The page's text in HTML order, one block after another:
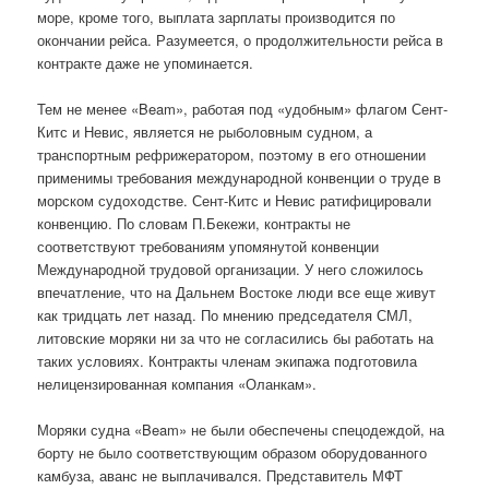
море, кроме того, выплата зарплаты производится по
окончании рейса. Разумеется, о продолжительности рейса в
контракте даже не упоминается.
Тем не менее «Beam», работая под «удобным» флагом Сент-
Китс и Невис, является не рыболовным судном, а
транспортным рефрижератором, поэтому в его отношении
применимы требования международной конвенции о труде в
морском судоходстве. Сент-Китс и Невис ратифицировали
конвенцию. По словам П.Бекежи, контракты не
соответствуют требованиям упомянутой конвенции
Международной трудовой организации. У него сложилось
впечатление, что на Дальнем Востоке люди все еще живут
как тридцать лет назад. По мнению председателя СМЛ,
литовские моряки ни за что не согласились бы работать на
таких условиях. Контракты членам экипажа подготовила
нелицензированная компания «Оланкам».
Моряки судна «Beam» не были обеспечены спецодеждой, на
борту не было соответствующим образом оборудованного
камбуза, аванс не выплачивался. Представитель МФТ